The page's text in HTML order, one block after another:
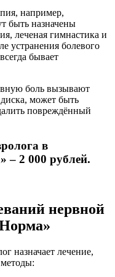
например,
быть назначены
леченая гимнастика и
устранения болевого
бывает
боль вызывают
может быть
повреждённый
в
– 2 000 рублей.
нервной
назначает лечение,